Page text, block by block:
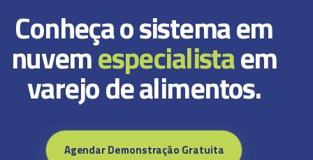
Conheça o sistema em
nuvemespecialistaem
varejo de alimentos.
Agendar Demonstração Gratuita